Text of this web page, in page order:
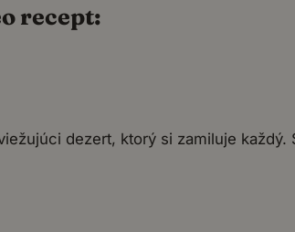
recept:
dezert, ktorý si zamiluje